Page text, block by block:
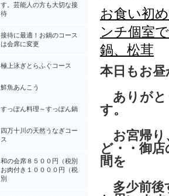
お食い初
ンチ個室
鍋、松茸
本日もお
ありがと
す。
お宮帰り
ど・・御
間を
多少前後
す。芸能人の方も大切な接
待
接待に最適！お鍋のコース
は会席に変更
極上泳ぎとらふぐコース
鮮魚あんこう
すっぽん料理～すっぽん鍋
四万十川の天然うなぎコー
ス
和の会席８５００円（税別
お肉付き１００００円（税
別